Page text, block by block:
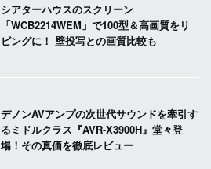
シアターハウスのスクリーン
「WCB2214WEM」で100型＆高画質をリ
ビングに！ 壁投写との画質比較も
デノンAVアンプの次世代サウンドを牽引す
るミドルクラス『AVR-X3900H』堂々登
場！その真価を徹底レビュー